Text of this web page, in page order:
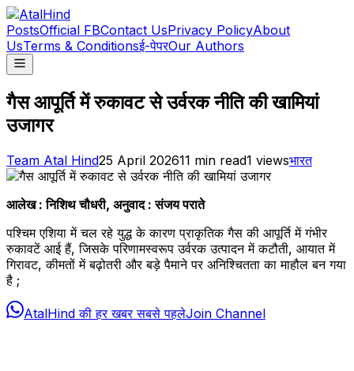
PostsOfficial FBContact UsPrivacy PolicyAbout
UsTerms & Conditionsई-पेपरOur Authors
गैस आपूर्ति में रुकावट से उर्वरक नीति की खामियां
उजागर
Team Atal Hind25 April 202611 min read1 viewsभारत
आलेख : निशिथ चौधरी, अनुवाद : संजय पराते
पश्चिम एशिया में चल रहे युद्ध के कारण प्राकृतिक गैस की आपूर्ति में गंभीर
रुकावटें आई हैं, जिसके परिणामस्वरूप उर्वरक उत्पादन में कटौती, आयात में
गिरावट, कीमतों में बढ़ोतरी और बड़े पैमाने पर अनिश्चितता का माहौल बन गया
है ;
AtalHind की हर खबर सबसे पहलेJoin Channel